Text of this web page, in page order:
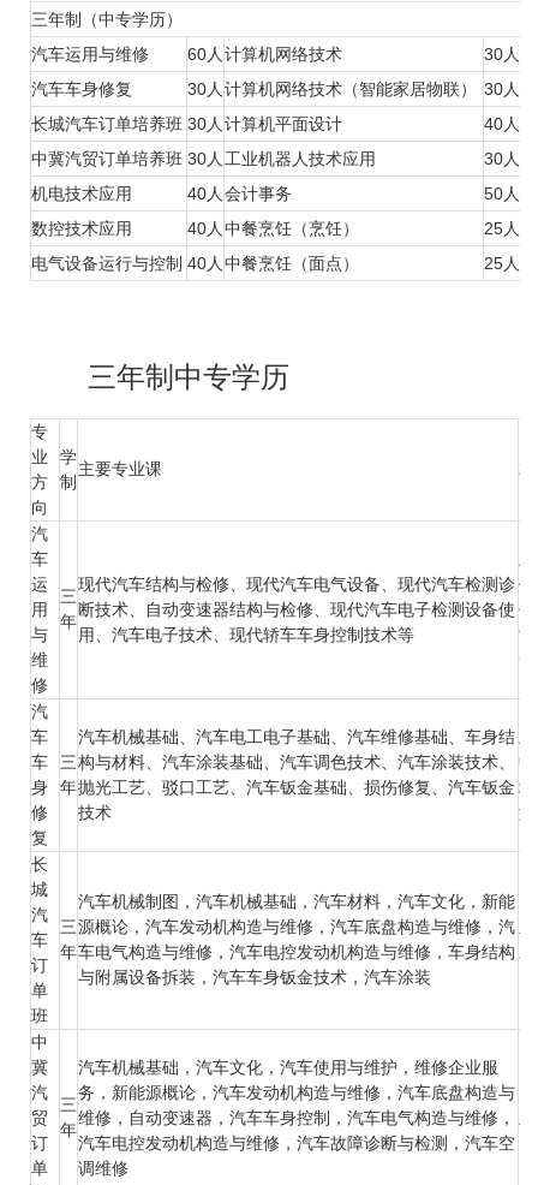
三年制（中专学历）
汽车运用与维修
60人 计算机网络技术
30人
汽车车身修复
30人 计算机网络技术（智能家居物联）
30人
长城汽车订单培养班 30人 计算机平面设计 40人
中冀汽贸订单培养班 30人 工业机器人技术应用 30人
机电技术应用
40人 会计事务 50人
数控技术应用
40人 中餐烹饪（烹饪）
25人
电气设备运行与控制 40人 中餐烹饪（面点） 25人
三年制中专学历
专
业
方
向
学
制
主要专业课
汽
车
运
用
与
维
修
三
年
现代汽车结构与检修、现代汽车电气设备、现代汽车检测诊
断技术、自动变速器结构与检修、现代汽车电子检测设备使
用、汽车电子技术、现代轿车车身控制技术等
汽
车
车
身
修
复
三
年
汽车机械基础、汽车电工电子基础、汽车维修基础、车身结
构与材料、汽车涂装基础、汽车调色技术、汽车涂装技术、
抛光工艺、驳口工艺、汽车钣金基础、损伤修复、汽车钣金
技术
长
城
汽
车
订
单
班
三
年
汽车机械制图，汽车机械基础，汽车材料，汽车文化，新能
源概论，汽车发动机构造与维修，汽车底盘构造与维修，汽
车电气构造与维修，汽车电控发动机构造与维修，车身结构
与附属设备拆装，汽车车身钣金技术，汽车涂装
中
冀
汽
贸
订
单
三
年
汽车机械基础，汽车文化，汽车使用与维护，维修企业服
务，新能源概论，汽车发动机构造与维修，汽车底盘构造与
维修，自动变速器，汽车车身控制，汽车电气构造与维修，
汽车电控发动机构造与维修，汽车故障诊断与检测，汽车空
调维修